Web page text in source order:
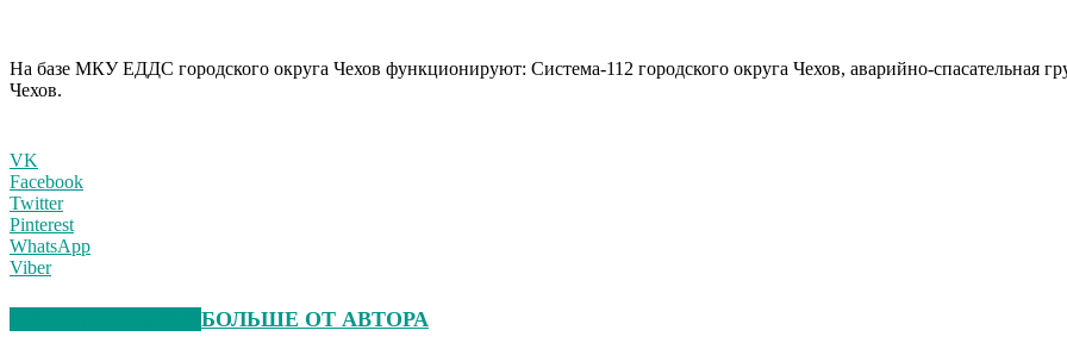
На базе МКУ ЕДДС городского округа Чехов функционируют: Система-112 городского округа Чехов, аварийно-спасательная
Чехов.
VK
Facebook
Twitter
Pinterest
WhatsApp
Viber
БОЛЬШЕ ОТ АВТОРА